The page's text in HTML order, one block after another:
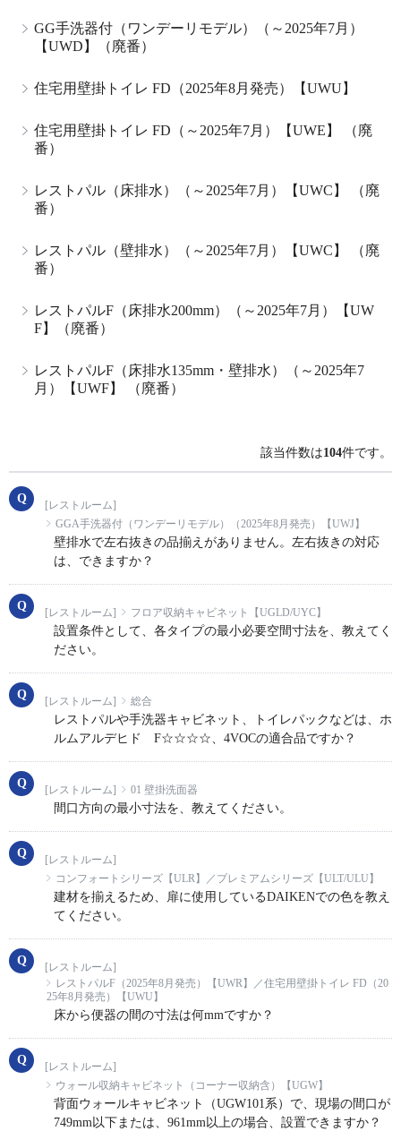
GG手洗器付（ワンデーリモデル）（～2025年7月）
【UWD】（廃番）
住宅用壁掛トイレ FD（2025年8月発売）【UWU】
住宅用壁掛トイレ FD（～2025年7月）【UWE】 （廃
番）
レストパル（床排水）（～2025年7月）【UWC】 （廃
番）
レストパル（壁排水）（～2025年7月）【UWC】 （廃
番）
レストパルF（床排水200mm）（～2025年7月）【UW
F】（廃番）
レストパルF（床排水135mm・壁排水）（～2025年7
月）【UWF】 （廃番）
該当件数は104件です。
[レストルーム]
GGA手洗器付（ワンデーリモデル）（2025年8月発売）【UWJ】
壁排水で左右抜きの品揃えがありません。左右抜きの対応
は、できますか？
[レストルーム] フロア収納キャビネット【UGLD/UYC】
設置条件として、各タイプの最小必要空間寸法を、教えてく
ださい。
[レストルーム] 総合
レストパルや手洗器キャビネット、トイレパックなどは、ホ
ルムアルデヒド F☆☆☆☆、4VOCの適合品ですか？
[レストルーム] 01 壁掛洗面器
間口方向の最小寸法を、教えてください。
[レストルーム]
コンフォートシリーズ【ULR】／プレミアムシリーズ【ULT/ULU】
建材を揃えるため、扉に使用しているDAIKENでの色を教え
てください。
[レストルーム]
レストパルF（2025年8月発売）【UWR】／住宅用壁掛トイレ FD（20
25年8月発売）【UWU】
床から便器の間の寸法は何mmですか？
[レストルーム]
ウォール収納キャビネット（コーナー収納含）【UGW】
背面ウォールキャビネット（UGW101系）で、現場の間口が
749mm以下または、961mm以上の場合、設置できますか？